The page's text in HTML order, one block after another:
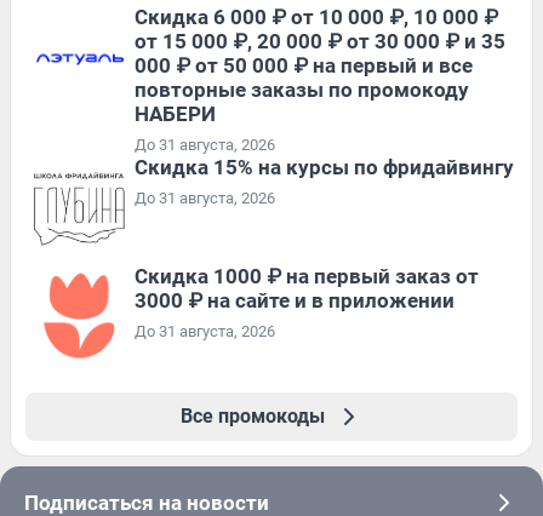
Скидка 6 000 ₽ от 10 000 ₽, 10 000 ₽
от 15 000 ₽, 20 000 ₽ от 30 000 ₽ и 35
000 ₽ от 50 000 ₽ на первый и все
повторные заказы по промокоду
НАБЕРИ
До 31 августа, 2026
Скидка 15% на курсы по фридайвингу
До 31 августа, 2026
Скидка 1000 ₽ на первый заказ от
3000 ₽ на сайте и в приложении
До 31 августа, 2026
Все промокоды
Подписаться на новости